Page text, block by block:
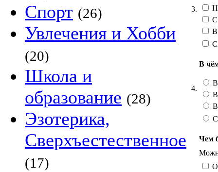
Спорт (26)
Увлечения и Хобби
(20)
Школа и
образование (28)
Эзотерика,
Сверхъестественное
(17)
3.
С
В
4.
В
В
В
Чем